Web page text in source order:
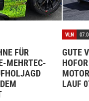
FÜR
MEHRTEC-
VLN
GUTE
LAUF